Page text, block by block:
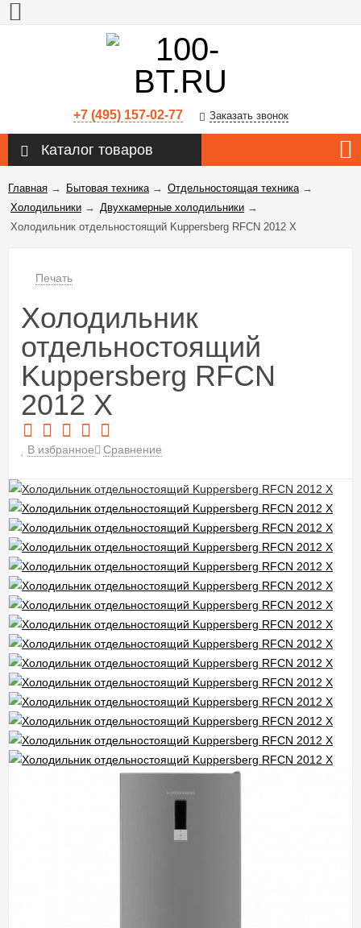
+7 (495) 157-02-77 Заказать звонок
Каталог товаров
Главная → Бытовая техника→ Отдельностоящая техника→
Холодильники → Двухкамерные холодильники →
Холодильник отдельностоящий Kuppersberg RFCN 2012 X
Печать
Холодильник
отдельностоящий
Kuppersberg RFCN
2012 X
В избранное Сравнение